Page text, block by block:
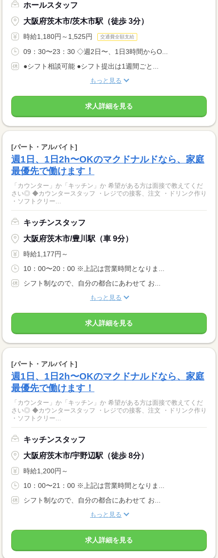
ホールスタッフ
大阪府茨木市/茨木市駅（徒歩 3分）
時給1,180円～1,525円 交通費全額支給
09：30〜23：30 ◇週2日〜、1日3時間からO...
●シフト相談可能 ●シフト提出は1週間ごと...
もっと見る
求人詳細を見る
[パート・アルバイト]
週1日、1日2h〜OKのマクドナルドなら、家庭
最優先で働けます！
「カウンター」か「キッチン」か 希望がある方は面接で教えてくだ
さい◎ ◆カウンタースタッフ ・レジでの接客、注文 ・ドリンク作り
・ソフトクリー...
キッチンスタッフ
大阪府茨木市/豊川駅（車 9分）
時給1,177円～
10：00〜20：00 ※上記は営業時間となりま...
シフト制なので、自分の都合にあわせて お...
もっと見る
求人詳細を見る
[パート・アルバイト]
週1日、1日2h〜OKのマクドナルドなら、家庭
最優先で働けます！
「カウンター」か「キッチン」か 希望がある方は面接で教えてくだ
さい◎ ◆カウンタースタッフ ・レジでの接客、注文 ・ドリンク作り
・ソフトクリー...
キッチンスタッフ
大阪府茨木市/宇野辺駅（徒歩 8分）
時給1,200円～
10：00〜21：00 ※上記は営業時間となりま...
シフト制なので、自分の都合にあわせて お...
もっと見る
求人詳細を見る